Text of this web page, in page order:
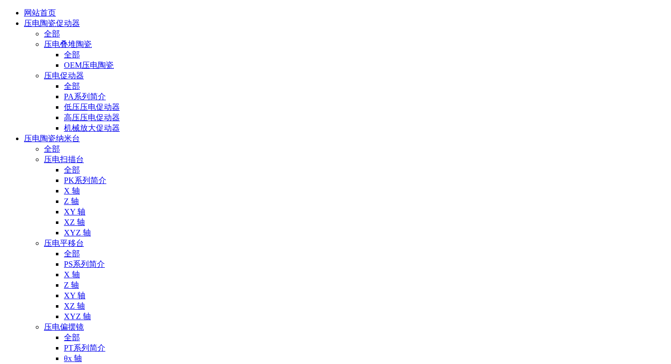
网站首页
压电陶瓷促动器
全部
压电叠堆陶瓷
全部
OEM压电陶瓷
压电促动器
全部
PA系列简介
低压压电促动器
高压压电促动器
机械放大促动器
压电陶瓷纳米台
全部
压电扫描台
全部
PK系列简介
X 轴
Z 轴
XY 轴
XZ 轴
XYZ 轴
压电平移台
全部
PS系列简介
X 轴
Z 轴
XY 轴
XZ 轴
XYZ 轴
压电偏摆镜
全部
PT系列简介
θx 轴